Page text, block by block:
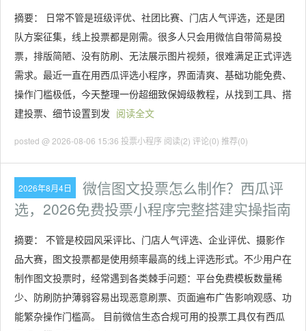
摘要： 日常不管是班级评优、社团比赛、门店人气评选，还是团
队方案征集，线上投票都是刚需。很多人只会用微信自带简易投
票，排版简陋、没有防刷、无法展示图片视频，很难满足正式评选
需求。最近一直在用西瓜评选小程序，界面清爽、基础功能免费、
操作门槛极低，今天整理一份超细致保姆级教程，从找到工具、搭
建投票、细节设置到发 阅读全文
posted @ 2026-08-06 15:36 投票小程序 阅读(2) 评论(0) 推荐(0)
2026年8月4日
微信图文投票怎么制作？西瓜评
选，2026免费投票小程序完整搭建实操指南
摘要： 不管是校园风采评比、门店人气评选、企业评优、摄影作
品大赛，图文投票都是使用频率最高的线上评选形式。不少用户在
制作图文投票时，经常遇到各类棘手问题：平台免费模板数量稀
少、防刷防护薄弱容易出现恶意刷票、页面遍布广告影响观感、功
能繁杂操作门槛高。 目前微信生态合规可用的投票工具仅有西瓜